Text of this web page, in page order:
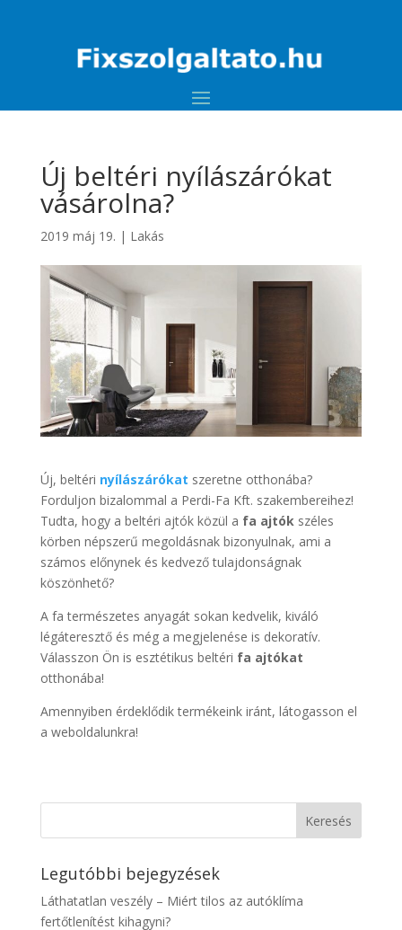
Új beltéri nyílászárókat
vásárolna?
2019 máj 19. | Lakás
Új, beltéri nyílászárókat szeretne otthonába?
Forduljon bizalommal a Perdi-Fa Kft. szakembereihez!
Tudta, hogy a beltéri ajtók közül a fa ajtókszéles
körben népszerű megoldásnak bizonyulnak, ami a
számos előnynek és kedvező tulajdonságnak
köszönhető?
A fa természetes anyagát sokan kedvelik, kiváló
légáteresztő és még a megjelenése is dekoratív.
Válasszon Ön is esztétikus beltéri fa ajtókat
otthonába!
Amennyiben érdeklődik termékeink iránt, látogasson el
a weboldalunkra!
Legutóbbi bejegyzések
Láthatatlan veszély – Miért tilos az autóklíma
fertőtlenítést kihagyni?